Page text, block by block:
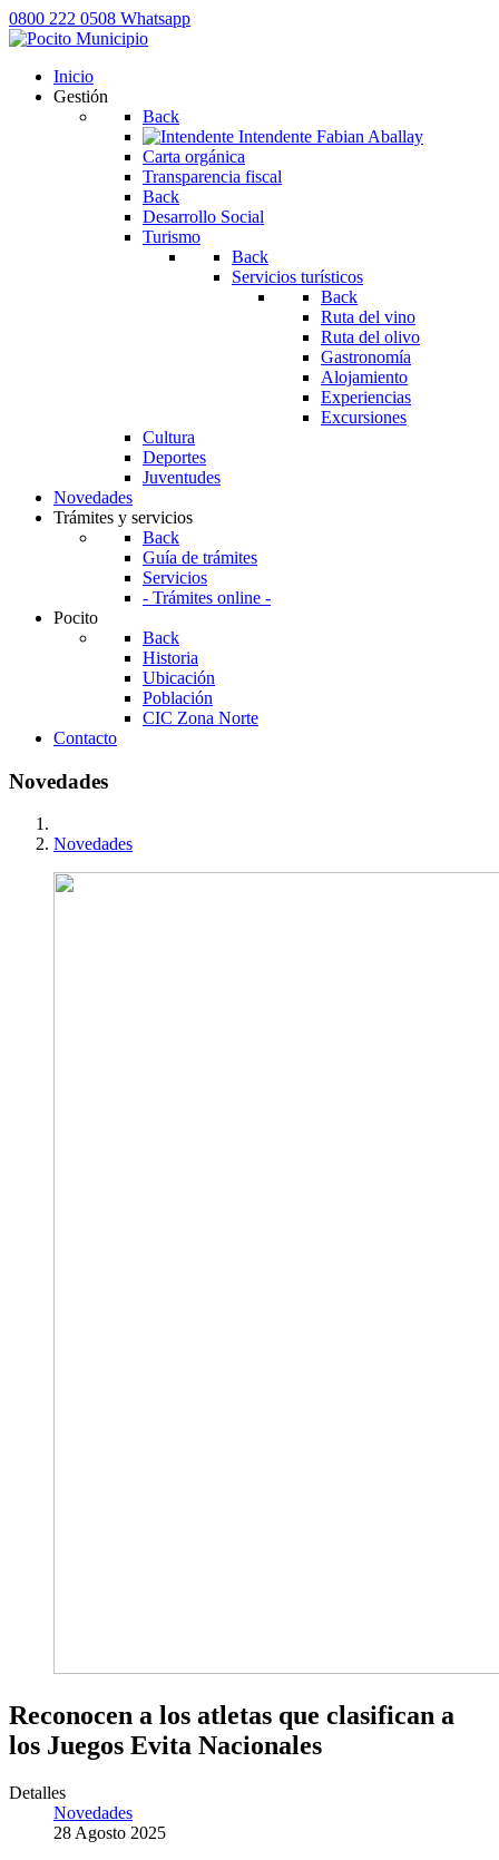
0800 222 0508 Whatsapp
Inicio
Gestión
Back
Intendente Fabian Aballay
Carta orgánica
Transparencia fiscal
Back
Desarrollo Social
Turismo
Back
Servicios turísticos
Back
Ruta del vino
Ruta del olivo
Gastronomía
Alojamiento
Experiencias
Excursiones
Cultura
Deportes
Juventudes
Novedades
Trámites y servicios
Back
Guía de trámites
Servicios
- Trámites online -
Pocito
Back
Historia
Ubicación
Población
CIC Zona Norte
Contacto
Novedades
Novedades
Reconocen a los atletas que clasifican a
los Juegos Evita Nacionales
Detalles
Novedades
28 Agosto 2025